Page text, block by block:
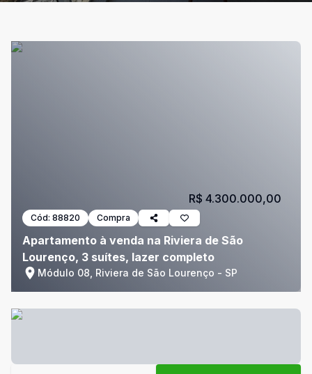
Cód: 88820 Compra
Apartamento à venda na Riviera de São
Lourenço, 3 suítes, lazer completo
Módulo 08, Riviera de São Lourenço - SP
R$ 4.300.000,00